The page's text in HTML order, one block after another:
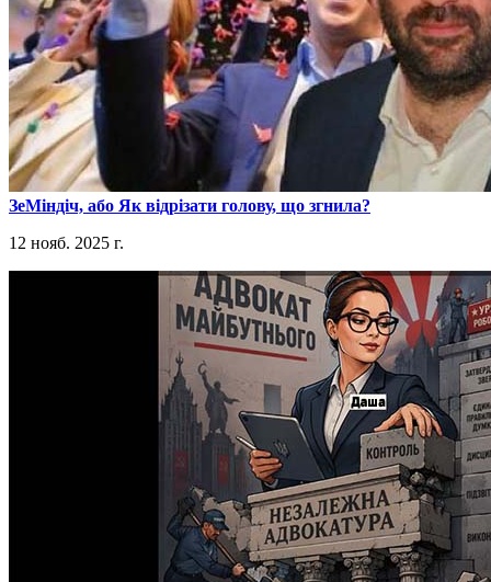
​ЗеМіндіч, або Як відрізати голову, що згнила?
12 нояб. 2025 г.